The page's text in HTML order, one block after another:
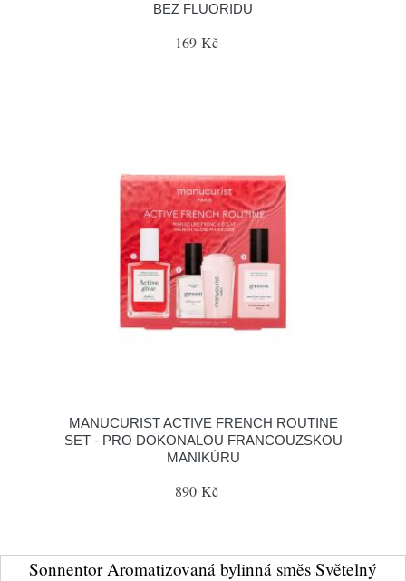
BEZ FLUORIDU
169 Kč
MANUCURIST ACTIVE FRENCH ROUTINE
SET - PRO DOKONALOU FRANCOUZSKOU
MANIKÚRU
890 Kč
Sonnentor Aromatizovaná bylinná směs Světelný